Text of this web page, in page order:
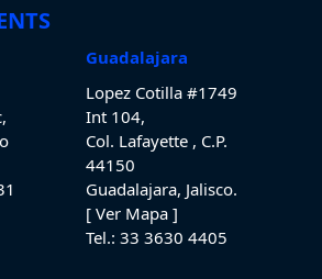
Guadalajara
Lopez Cotilla #1749
Int 104,
Col. Lafayette , C.P.
44150
Guadalajara, Jalisco.
[ Ver Mapa ]
Tel.: 33 3630 4405